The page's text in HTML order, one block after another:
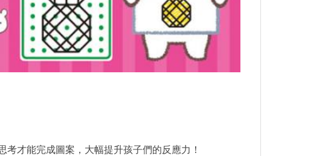
考才能完成圖案，大幅提升孩子們的反應力！